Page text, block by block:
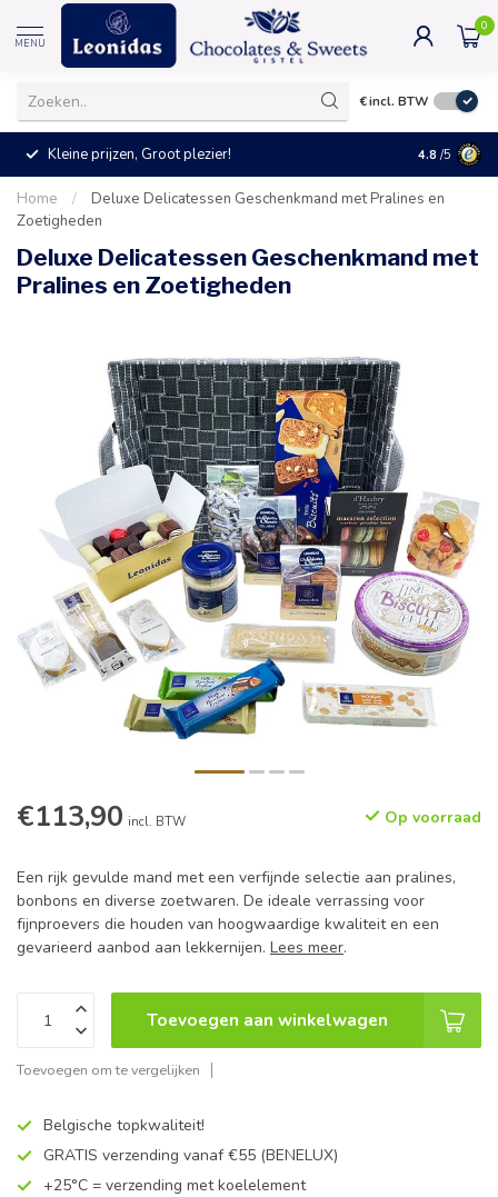
MENU
0
€incl. BTW
Kleine prijzen, Groot plezier! 4.8 /5
Home /
Deluxe Delicatessen Geschenkmand met Pralines en
Zoetigheden
Deluxe Delicatessen Geschenkmand met
Pralines en Zoetigheden
€113,90 incl. BTW Op voorraad
Een rijk gevulde mand met een verfijnde selectie aan pralines,
bonbons en diverse zoetwaren. De ideale verrassing voor
fijnproevers die houden van hoogwaardige kwaliteit en een
gevarieerd aanbod aan lekkernijen. Lees meer.
Toevoegen aan winkelwagen
Toevoegen om te vergelijken
Belgische topkwaliteit!
GRATIS verzending vanaf €55 (BENELUX)
+25°C = verzending met koelelement